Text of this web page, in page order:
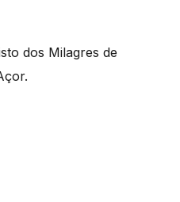
dos Milagres de